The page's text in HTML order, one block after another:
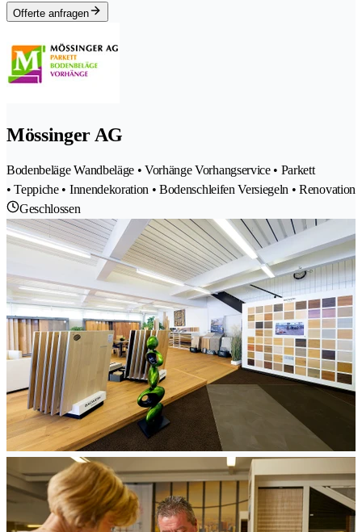
Offerte anfragen
Mössinger AG
Bodenbeläge Wandbeläge • Vorhänge Vorhangservice • Parkett
• Teppiche • Innendekoration • Bodenschleifen Versiegeln • Renovation
Geschlossen